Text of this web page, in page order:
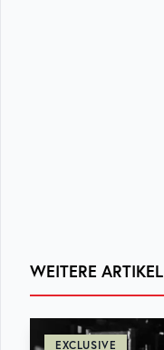
WEITERE ARTIKEL
EXCLUSIVE